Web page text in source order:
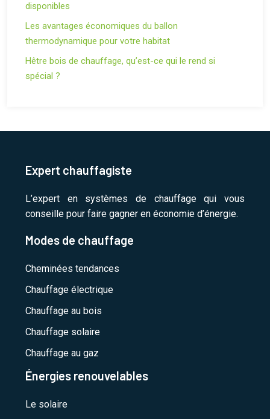
disponibles
Les avantages économiques du ballon
thermodynamique pour votre habitat
Hêtre bois de chauffage, qu’est-ce qui le rend si
spécial ?
Expert chauffagiste
L’expert en systèmes de chauffage qui vous
conseille pour faire gagner en économie d’énergie.
Modes de chauffage
Cheminées tendances
Chauffage électrique
Chauffage au bois
Chauffage solaire
Chauffage au gaz
Énergies renouvelables
Le solaire